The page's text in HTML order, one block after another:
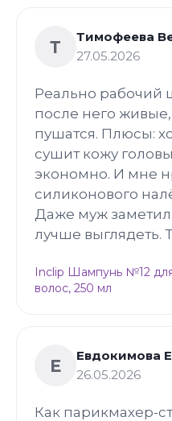
Т
Тимофеева
27.05.2026
Реально рабочий
после него
пушатся. Плюсы:
сушит кожу
экономно. И мне
силиконового
Даже муж
лучше выглядеть.
Inclip Шампунь №12
волос, 250 мл
Е
Евдокимова
26.05.2026
Как парикмахер-